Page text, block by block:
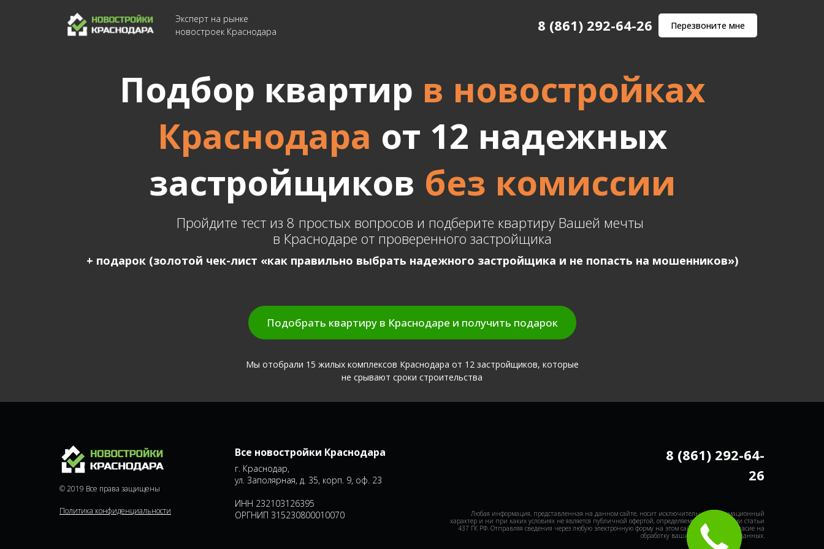
Эксперт на рынке
новостроек Краснодара
8 (861) 292-64-26 Перезвоните мне
Подбор квартир в новостройках
Краснодара от 12 надежных
застройщиков без комиссии
Пройдите тест из 8 простых вопросов и подберите квартиру Вашей мечты
в Краснодаре от проверенного застройщика
+ подарок (золотой чек-лист «как правильно выбрать надежного застройщика и не попасть на мошенников»)
Подобрать квартиру в Краснодаре и получить подарок
Мы отобрали 15 жилых комплексов Краснодара от 12 застройщиков, которые
не срывают сроки строительства
© 2019 Все права защищены
Политика конфиденциальности
Все новостройки Краснодара
г. Краснодар,
ул. Заполярная, д. 35, корп. 9, оф. 23
ИНН 232103126395
ОРГНИП 315230800010070
8 (861) 292-64-
26
Любая информация, представленная на данном сайте, носит исключительно информационный
характер и ни при каких условиях не является публичной офертой, определяемой положениями статьи
437 ГК РФ. Отправляя сведения через любую электронную форму на этом сайте, вы даете согласие на
обработку ваших персональных данных.